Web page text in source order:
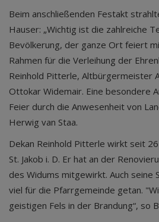
Beim anschließenden Festakt
Hauser: „Wichtig ist die zahlreiche
Bevölkerung, der ganze Ort feiert
Rahmen für die Verleihung der
Reinhold Pitterle, Altbürgermeister
Ottokar Widemair. Eine besondere
Feier durch die Anwesenheit von
Herwig van Staa.
Dekan Reinhold Pitterle wirkt seit
St. Jakob i. D. Er hat an der
des Widums mitgewirkt. Auch seine
viel für die Pfarrgemeinde getan.
geistigen Fels in der Brandung“, so